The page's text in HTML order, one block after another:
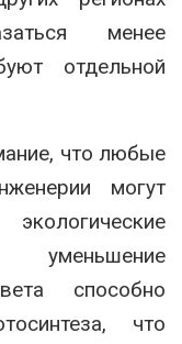
менее
отдельной
что любые
могут
уменьшение
способно
что